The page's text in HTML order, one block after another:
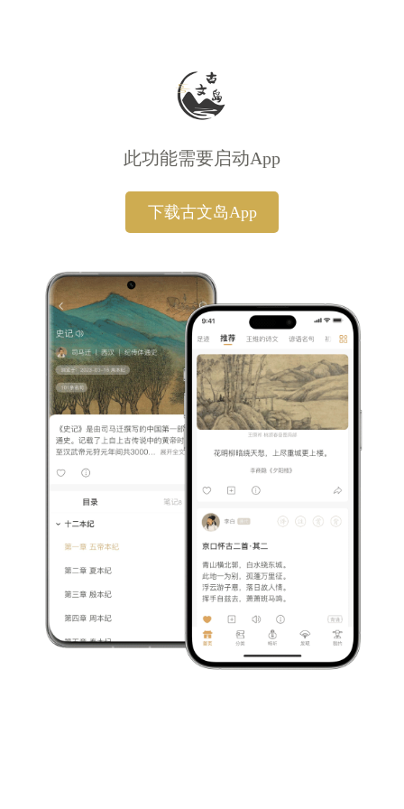
此功能需要启动App
下载古文岛App